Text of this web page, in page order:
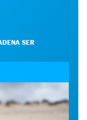
SER